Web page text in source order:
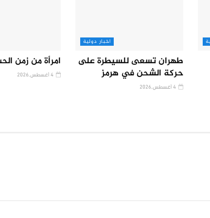
اخبار دولية
طهران تسعى للسيطرة على
حركة الشحن في هرمز
امرأة من زمن